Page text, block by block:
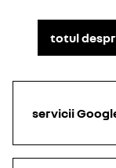
totul
servicii